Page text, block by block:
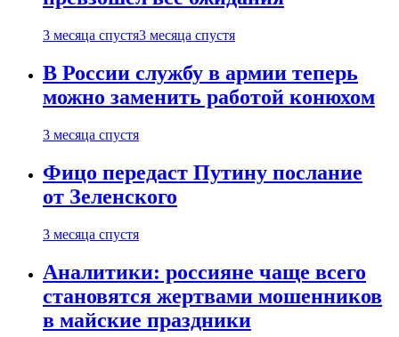
3 месяца спустя3 месяца спустя
В России службу в армии теперь
можно заменить работой конюхом
3 месяца спустя
Фицо передаст Путину послание
от Зеленского
3 месяца спустя
Аналитики: россияне чаще всего
становятся жертвами мошенников
в майские праздники